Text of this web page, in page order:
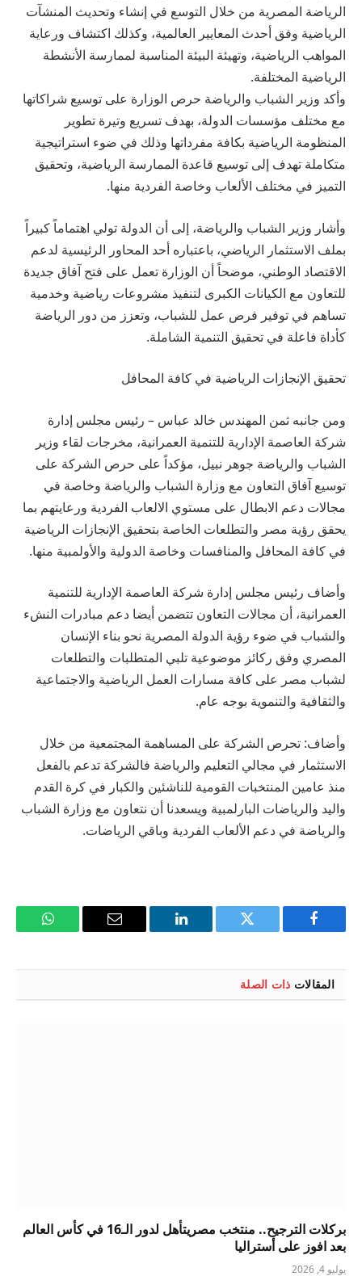
الرياضة المصرية من خلال التوسع في إنشاء وتحديث المنشآت
الرياضية وفق أحدث المعايير العالمية، وكذلك اكتشاف ورعاية
المواهب الرياضية، وتهيئة البيئة المناسبة لممارسة الأنشطة
الرياضية المختلفة.
وأكد وزير الشباب والرياضة حرص الوزارة على توسيع شراكاتها
مع مختلف مؤسسات الدولة، بهدف تسريع وتيرة تطوير
المنظومة الرياضية بكافة مفرداتها وذلك في ضوء استراتيجية
متكاملة تهدف إلى توسيع قاعدة الممارسة الرياضية، وتحقيق
التميز في مختلف الألعاب وخاصة الفردية منها.
وأشار وزير الشباب والرياضة، إلى أن الدولة تولي اهتماماً كبيراً
بملف الاستثمار الرياضي، باعتباره أحد المحاور الرئيسية لدعم
الاقتصاد الوطني، موضحاً أن الوزارة تعمل على فتح آفاق جديدة
للتعاون مع الكيانات الكبرى لتنفيذ مشروعات رياضية وخدمية
تساهم في توفير فرص عمل للشباب، وتعزز من دور الرياضة
كأداة فاعلة في تحقيق التنمية الشاملة.
تحقيق الإنجازات الرياضية في كافة المحافل
ومن جانبه ثمن المهندس خالد عباس – رئيس مجلس إدارة
شركة العاصمة الإدارية للتنمية العمرانية، مخرجات لقاء وزير
الشباب والرياضة جوهر نبيل، مؤكداً على حرص الشركة على
توسيع آفاق التعاون مع وزارة الشباب والرياضة وخاصة في
مجالات دعم الابطال على مستوي الالعاب الفردية ورعايتهم بما
يحقق رؤية مصر والتطلعات الخاصة بتحقيق الإنجازات الرياضية
في كافة المحافل والمنافسات وخاصة الدولية والأولمبية منها.
وأضاف رئيس مجلس إدارة شركة العاصمة الإدارية للتنمية
العمرانية، أن مجالات التعاون تتضمن أيضا دعم مبادرات النشء
والشباب في ضوء رؤية الدولة المصرية نحو بناء الإنسان
المصري وفق ركائز موضوعية تلبي المتطلبات والتطلعات
لشباب مصر على كافة مسارات العمل الرياضية والاجتماعية
والثقافية والتنموية بوجه عام.
وأضاف: تحرص الشركة على المساهمة المجتمعية من خلال
الاستثمار في مجالي التعليم والرياضة فالشركة تدعم بالفعل
منذ عامين المنتخبات القومية للناشئين والكبار في كرة القدم
واليد والرياضات البارلمبية ويسعدنا أن نتعاون مع وزارة الشباب
والرياضة في دعم الألعاب الفردية وباقي الرياضات.
فيسبوك تويتر لينكدإن
البريد
واتساب
المقالات ذات الصلة
بركلات الترجيح.. منتخب مصريتأهل لدور الـ16 في كأس العالم
بعد افوز على أستراليا
يوليو 4, 2026